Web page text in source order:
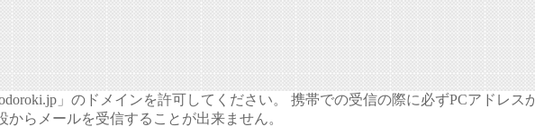
」のドメインを許可してください。 携帯での受信の際に必ずPCアドレス
らメールを受信することが出来ません。